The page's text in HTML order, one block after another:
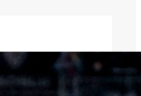
recupera: Sarri
lui per lo Schalke